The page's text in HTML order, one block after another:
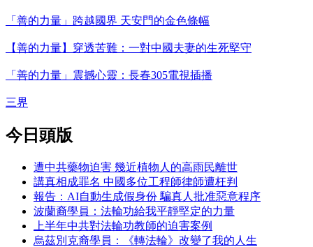
「善的力量」跨越國界 天安門的金色條幅
【善的力量】穿透苦難：一對中國夫妻的生死堅守
「善的力量」震撼心靈：長春305電視插播
三界
今日頭版
遭中共藥物迫害 幾近植物人的高雨民離世
講真相成罪名 中國多位工程師律師遭枉判
報告：AI自動生成假身份 騙真人批准惡意程序
波蘭裔學員：法輪功給我平靜堅定的力量
上半年中共對法輪功教師的迫害案例
烏茲別克裔學員：《轉法輪》改變了我的人生